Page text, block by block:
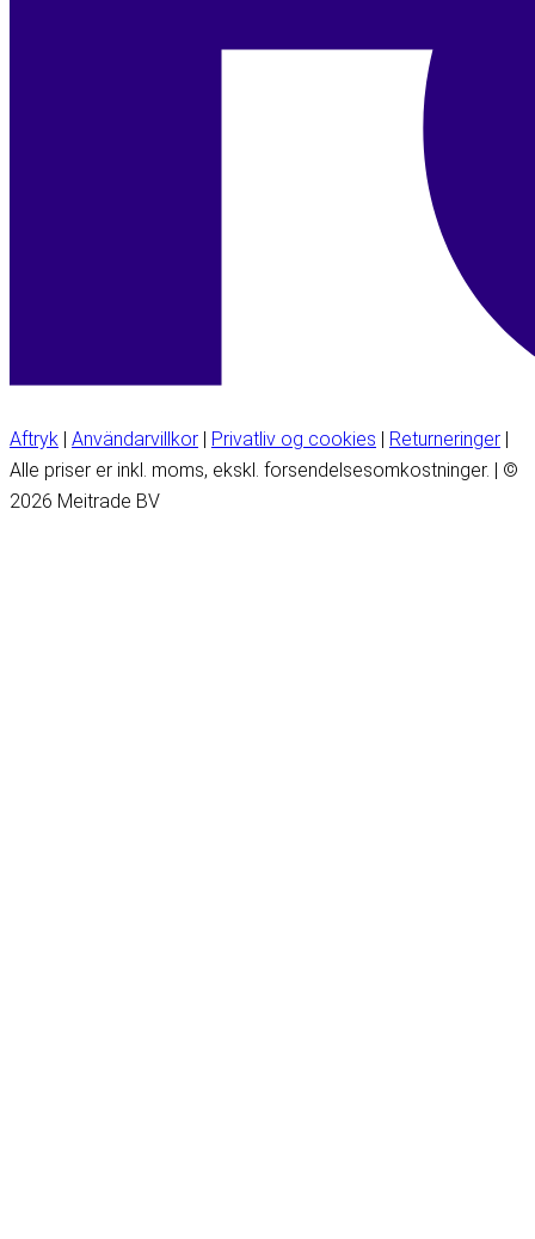
Aftryk | Användarvillkor | Privatliv og cookies | Returneringer |
Alle priser er inkl. moms, ekskl. forsendelsesomkostninger. | ©
2026 Meitrade BV